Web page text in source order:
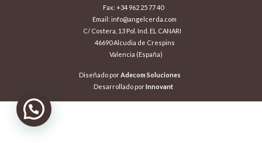
Fax: +34 962 25 77 40
Email: info@angelcerda.com
C/ Costera, 13 Pol. Ind. EL CANARI
46690 Alcudia de Crespins
Valencia (España)
Diseñado porAdecom Soluciones
Desarrollado porInnovant